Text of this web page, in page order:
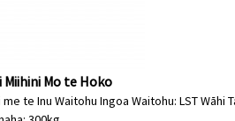
Miihini Mo te Hoko
te Inu Waitohu Ingoa Waitohu: LST Wāhi